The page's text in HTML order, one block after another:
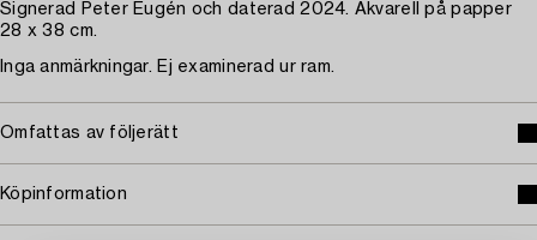
Signerad Peter Eugén och daterad 2024. Akvarell på papper
28 x 38 cm.
Inga anmärkningar. Ej examinerad ur ram.
Omfattas av följerätt
Köpinformation